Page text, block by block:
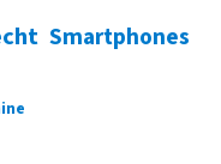
Smartphones